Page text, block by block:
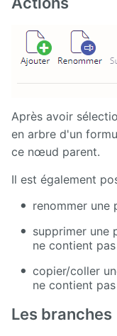
Après avoir
en arbre d'un
ce nœud parent.
Il est également
renommer une
supprimer une
ne contient
copier/coller
ne contient
Les branches